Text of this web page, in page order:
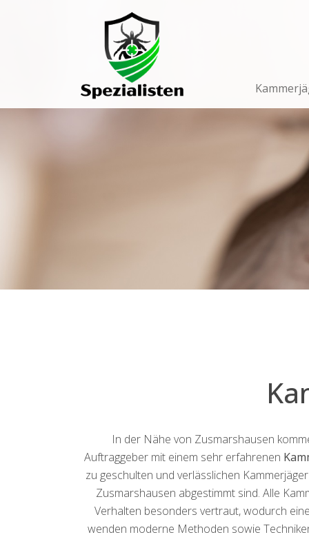
Navigation
In der Nähe von Zusmarshausen
Auftraggeber mit einem sehr erfahrenen
zu geschulten und verlässlichen
Zusmarshausen abgestimmt sind. Alle
Verhalten besonders vertraut, wodurch
wenden moderne Methoden sowie